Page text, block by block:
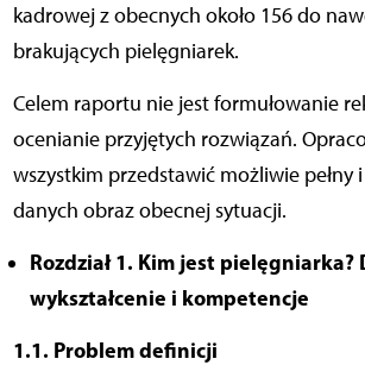
kadrowej z obecnych około 156 do
brakujących pielęgniarek.
Celem raportu nie jest formułowanie
ocenianie przyjętych rozwiązań.
wszystkim przedstawić możliwie pełny
danych obraz obecnej sytuacji.
Rozdział 1. Kim jest pielęgniarka?
wykształcenie i kompetencje
1.1. Problem definicji